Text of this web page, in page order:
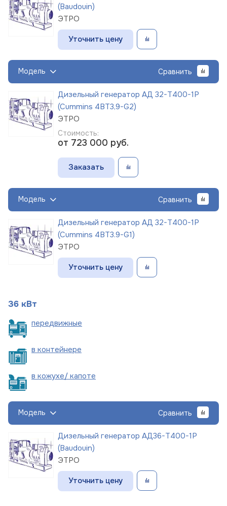
(Baudouin)
ЭТРО
Уточнить цену
Модель Сравнить
Дизельный генератор АД 32-Т400-1Р
(Cummins 4BT3,9-G2)
ЭТРО
Стоимость:
от 723 000 руб.
Заказать
Модель Сравнить
Дизельный генератор АД 32-Т400-1Р
(Cummins 4BT3.9-G1)
ЭТРО
Уточнить цену
36 кВт
передвижные
в контейнере
в кожухе/ капоте
Модель Сравнить
Дизельный генератор АД36-Т400-1Р
(Baudouin)
ЭТРО
Уточнить цену